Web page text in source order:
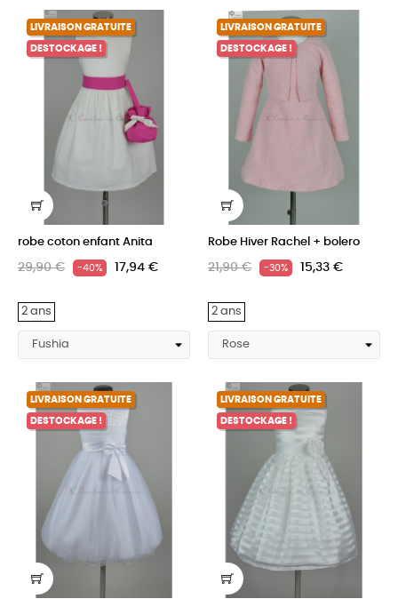
LIVRAISON GRATUITE
DESTOCKAGE !
robe coton enfant Anita
29,90 € -40% 17,94 €
2 ans
LIVRAISON GRATUITE
DESTOCKAGE !
Robe Hiver Rachel + bolero
21,90 € -30% 15,33 €
2 ans
LIVRAISON GRATUITE
DESTOCKAGE !
LIVRAISON GRATUITE
DESTOCKAGE !